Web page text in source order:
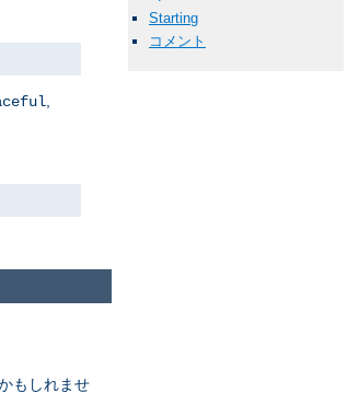
Starting
コメント
もしれませ